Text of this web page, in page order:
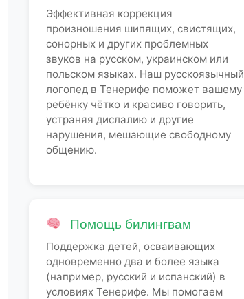
Эффективная коррекция
произношения шипящих, свистящих,
сонорных и других проблемных
звуков на русском, украинском или
польском языках. Наш русскоязычный
логопед в Тенерифе поможет вашему
ребёнку чётко и красиво говорить,
устраняя дислалию и другие
нарушения, мешающие свободному
общению.
Помощь билингвам
Поддержка детей, осваивающих
одновременно два и более языка
(например, русский и испанский) в
условиях Тенерифе. Мы помогаем